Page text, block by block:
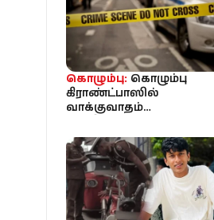
கொழும்பு: கொழும்பு
கிராண்ட்பாஸில்
வாக்குவாதம்
ஒருவர் தாக்கிக் கொலை